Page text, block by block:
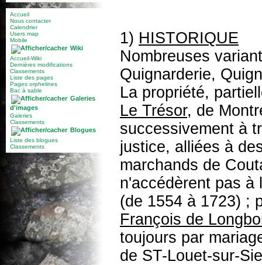
Accueil
Nous contacter
Calendrier
Users map
Mobile
Wiki
Accueil-Wiki
Dernières modifications
Classements
Liste des pages
Pages orphelines
Bac à sable
Galeries
d'images
Galeries
Classements
Blogues
Liste des blogues
Classements
1) HISTORIQUE
Nombreuses
Quignarderie,
La propriété,
Le Trésor, de
successivement à
justice, alliées à
marchands de
n'accédèrent pas
(de 1554 à 1723) ;
François de
toujours par
de ST-Louet-sur-